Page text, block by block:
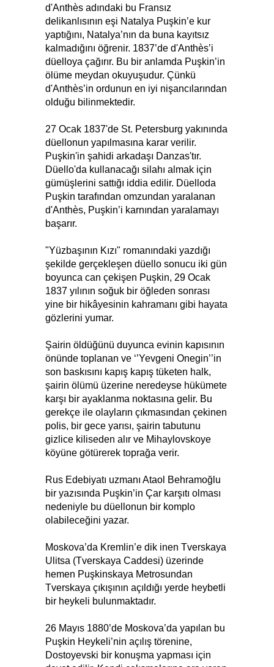
d'Anthès adındaki bu Fransız
delikanlısının eşi Natalya Puşkin’e kur
yaptığını, Natalya’nın da buna kayıtsız
kalmadığını öğrenir. 1837’de d'Anthès’i
düelloya çağırır. Bu bir anlamda Puşkin’in
ölüme meydan okuyuşudur. Çünkü
d'Anthès’in ordunun en iyi nişancılarından
olduğu bilinmektedir.
27 Ocak 1837'de St. Petersburg yakınında
düellonun yapılmasına karar verilir.
Puşkin'in şahidi arkadaşı Danzas'tır.
Düello'da kullanacağı silahı almak için
gümüşlerini sattığı iddia edilir. Düelloda
Puşkin tarafından omzundan yaralanan
d'Anthès, Puşkin’i karnından yaralamayı
başarır.
"Yüzbaşının Kızı" romanındaki yazdığı
şekilde gerçekleşen düello sonucu iki gün
boyunca can çekişen Puşkin, 29 Ocak
1837 yılının soğuk bir öğleden sonrası
yine bir hikâyesinin kahramanı gibi hayata
gözlerini yumar.
Şairin öldüğünü duyunca evinin kapısının
önünde toplanan ve ‘’Yevgeni Onegin’’in
son baskısını kapış kapış tüketen halk,
şairin ölümü üzerine neredeyse hükümete
karşı bir ayaklanma noktasına gelir. Bu
gerekçe ile olayların çıkmasından çekinen
polis, bir gece yarısı, şairin tabutunu
gizlice kiliseden alır ve Mihaylovskoye
köyüne götürerek toprağa verir.
Rus Edebiyatı uzmanı Ataol Behramoğlu
bir yazısında Puşkin’in Çar karşıtı olması
nedeniyle bu düellonun bir komplo
olabileceğini yazar.
Moskova’da Kremlin’e dik inen Tverskaya
Ulitsa (Tverskaya Caddesi) üzerinde
hemen Puşkinskaya Metrosundan
Tverskaya çıkışının açıldığı yerde heybetli
bir heykeli bulunmaktadır.
26 Mayıs 1880’de Moskova’da yapılan bu
Puşkin Heykeli’nin açılış törenine,
Dostoyevski bir konuşma yapması için